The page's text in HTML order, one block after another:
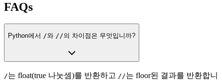
FAQs
Python에서 /와 //의 차이점은 무엇입니까?
/는 float(true 나눗셈)를 반환하고 //는 floor된 결과를 반환합니